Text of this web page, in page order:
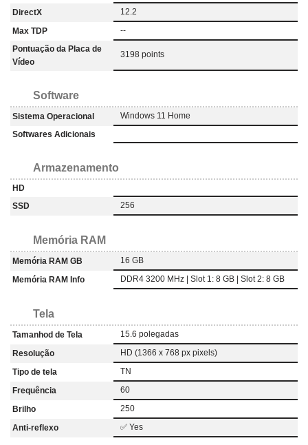
DirectX
12.2
Max TDP
--
Pontuação da Placa de
Vídeo
3198 points
Software
Sistema Operacional
Windows 11 Home
Softwares Adicionais
Armazenamento
HD
SSD
256
Memória RAM
Memória RAM GB
16 GB
Memória RAM Info
DDR4 3200 MHz | Slot 1: 8 GB | Slot 2: 8 GB
Tela
Tamanhod de Tela
15.6 polegadas
Resolução
HD (1366 x 768 px pixels)
Tipo de tela
TN
Frequência
60
Brilho
250
Anti-reflexo
✅ Yes